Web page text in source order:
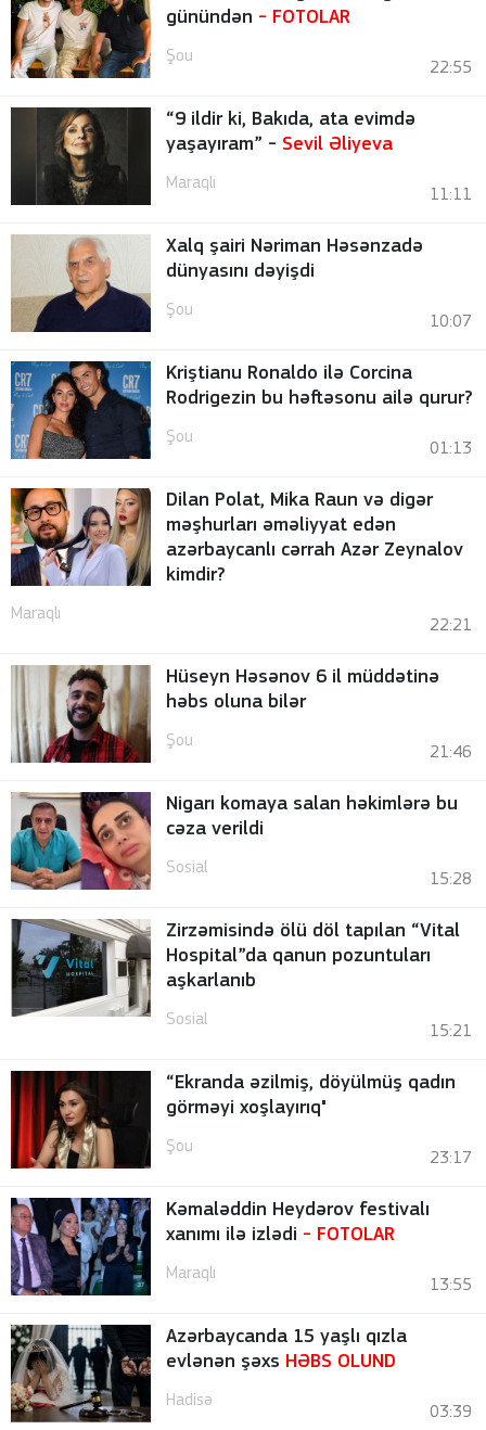
günündən - FOTOLAR
Şou
22:55
“9 ildir ki, Bakıda, ata evimdə
yaşayıram” - Sevil Əliyeva
Maraqlı
11:11
Xalq şairi Nəriman Həsənzadə
dünyasını dəyişdi
Şou
10:07
Kriştianu Ronaldo ilə Corcina
Rodrigezin bu həftəsonu ailə qurur?
Şou
01:13
Dilan Polat, Mika Raun və digər
məşhurları əməliyyat edən
azərbaycanlı cərrah Azər Zeynalov
kimdir?
Maraqlı
22:21
Hüseyn Həsənov 6 il müddətinə
həbs oluna bilər
Şou
21:46
Nigarı komaya salan həkimlərə bu
cəza verildi
Sosial
15:28
Zirzəmisində ölü döl tapılan “Vital
Hospital”da qanun pozuntuları
aşkarlanıb
Sosial
15:21
“Ekranda əzilmiş, döyülmüş qadın
görməyi xoşlayırıq"
Şou
23:17
Kəmaləddin Heydərov festivalı
xanımı ilə izlədi - FOTOLAR
Maraqlı
13:55
Azərbaycanda 15 yaşlı qızla
evlənən şəxs HƏBS OLUND
Hadisə
03:39